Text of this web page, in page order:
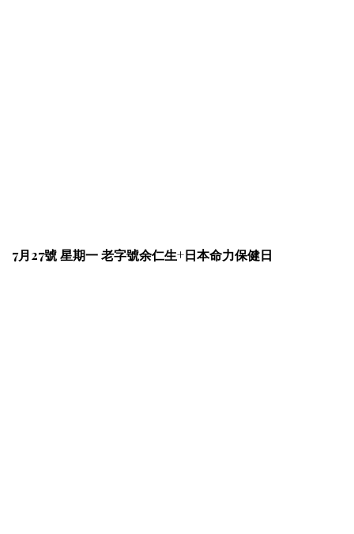
7月27號 星期一 老字號余仁生+日本命力保健日